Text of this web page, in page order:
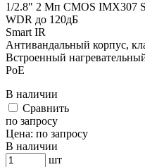
1/2.8" 2 Мп CMOS IMX307
WDR до 120дБ
Smart IR
Антивандальный корпус,
Встроенный
PoE
В наличии
Cравнить
по запросу
Цена: по запросу
В наличии
шт